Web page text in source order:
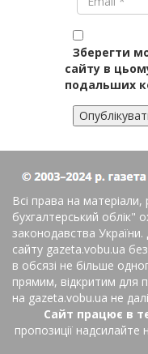
Зберегти
сайту в
подальших
Всі права на матеріали,
бухгалтерський облік"
законодавства України.
сайту gazeta.vobu.ua
в обсязі не більше
прямим, відкритим для
на gazeta.vobu.ua не
Сайт працює в
пропозиції